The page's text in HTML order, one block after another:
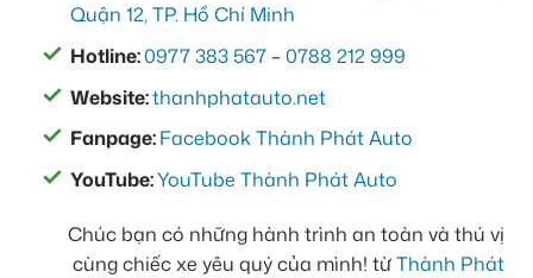
Quận 12, TP. Hồ Chí Minh
Hotline:0977 383 567 –0788 212 999
Website:thanhphatauto.net
Fanpage:Facebook Thành Phát Auto
YouTube:YouTube Thành Phát Auto
Chúc bạn có những hành trình an toàn và thú vị
cùng chiếc xe yêu quý của mình! từThành Phát